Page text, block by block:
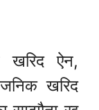
खरिद ऐन,
खरिद